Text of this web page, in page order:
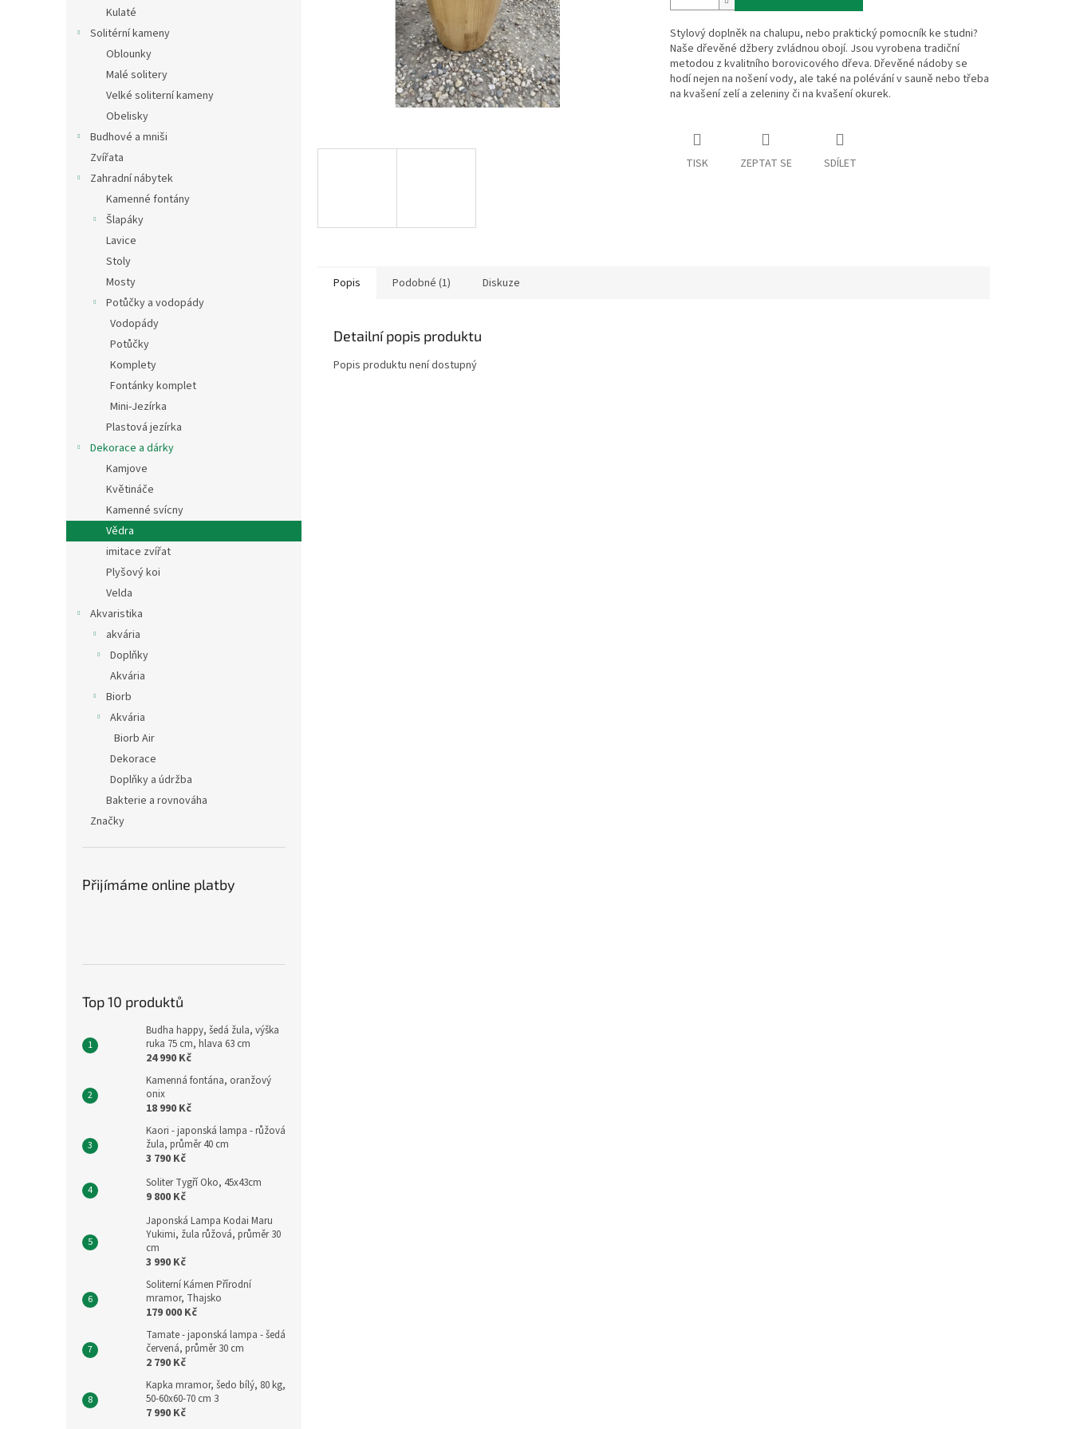
Kulaté
Solitérní kameny
Oblounky
Malé solitery
Velké soliterní kameny
Obelisky
Budhové a mniši
Zvířata
Zahradní nábytek
Kamenné fontány
Šlapáky
Lavice
Stoly
Mosty
Potůčky a vodopády
Vodopády
Potůčky
Komplety
Fontánky komplet
Mini-Jezírka
Plastová jezírka
Dekorace a dárky
Kamjove
Květináče
Kamenné svícny
Vědra
imitace zvířat
Plyšový koi
Velda
Akvaristika
akvária
Doplňky
Akvária
Biorb
Akvária
Biorb Air
Dekorace
Doplňky a údržba
Bakterie a rovnováha
Značky
Přijímáme online platby
Top 10 produktů
Budha happy, šedá žula, výška
ruka 75 cm, hlava 63 cm
24 990 Kč
Kamenná fontána, oranžový
onix
18 990 Kč
Kaori - japonská lampa - růžová
žula, průměr 40 cm
3 790 Kč
Soliter Tygří Oko, 45x43cm
9 800 Kč
Japonská Lampa Kodai Maru
Yukimi, žula růžová, průměr 30
cm
3 990 Kč
Soliterní Kámen Přírodní
mramor, Thajsko
179 000 Kč
Tamate - japonská lampa - šedá
červená, průměr 30 cm
2 790 Kč
Kapka mramor, šedo bílý, 80 kg,
50-60x60-70 cm 3
7 990 Kč
Stylový doplněk na chalupu, nebo praktický pomocník ke studni?
Naše dřevěné džbery zvládnou obojí. Jsou vyrobena tradiční
metodou z kvalitního borovicového dřeva. Dřevěné nádoby se
hodí nejen na nošení vody, ale také na polévání v sauně nebo třeba
na kvašení zelí a zeleniny či na kvašení okurek.
TISK ZEPTAT SE SDÍLET
Popis Podobné (1) Diskuze
Detailní popis produktu
Popis produktu není dostupný